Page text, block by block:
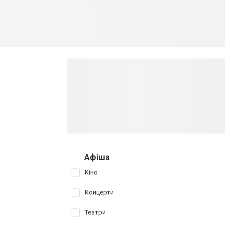
Афіша
Кіно
Концерти
Театри